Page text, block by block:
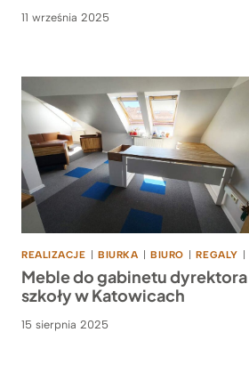
11 września 2025
REALIZACJE | BIURKA | BIURO | REGALY |
Meble do gabinetu dyrektora
szkoły w Katowicach
15 sierpnia 2025